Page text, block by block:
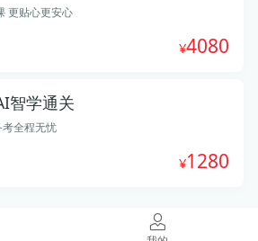
更贴心更安心
4080
智学通关
全程无忧
1280